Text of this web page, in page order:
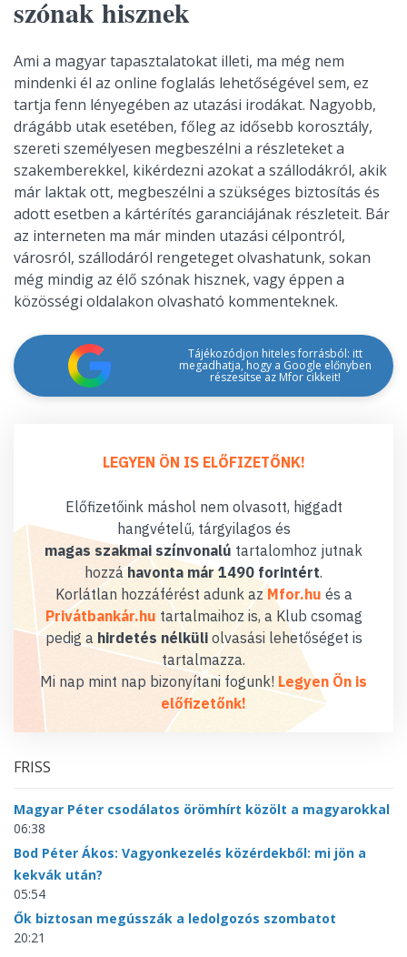
szónak hisznek
Ami a magyar tapasztalatokat illeti, ma még nem
mindenki él az online foglalás lehetőségével sem, ez
tartja fenn lényegében az utazási irodákat. Nagyobb,
drágább utak esetében, főleg az idősebb korosztály,
szereti személyesen megbeszélni a részleteket a
szakemberekkel, kikérdezni azokat a szállodákról, akik
már laktak ott, megbeszélni a szükséges biztosítás és
adott esetben a kártérítés garanciájának részleteit. Bár
az interneten ma már minden utazási célpontról,
városról, szállodáról rengeteget olvashatunk, sokan
még mindig az élő szónak hisznek, vagy éppen a
közösségi oldalakon olvasható kommenteknek.
Tájékozódjon hiteles forrásból: itt
megadhatja, hogy a Google előnyben
részesítse az Mfor cikkeit!
LEGYEN ÖN IS ELŐFIZETŐNK!
Előfizetőink máshol nem olvasott, higgadt
hangvételű, tárgyilagos és
magas szakmai színvonalú tartalomhoz jutnak
hozzáhavonta már 1490 forintért.
Korlátlan hozzáférést adunk az Mfor.hu és a
Privátbankár.hu tartalmaihoz is, a Klub csomag
pedig a hirdetés nélküliolvasási lehetőséget is
tartalmazza.
Mi nap mint nap bizonyítani fogunk! Legyen Ön is
előfizetőnk!
FRISS
Magyar Péter csodálatos örömhírt közölt a magyarokkal
06:38
Bod Péter Ákos: Vagyonkezelés közérdekből: mi jön a
kekvák után?
05:54
Ők biztosan megússzák a ledolgozós szombatot
20:21